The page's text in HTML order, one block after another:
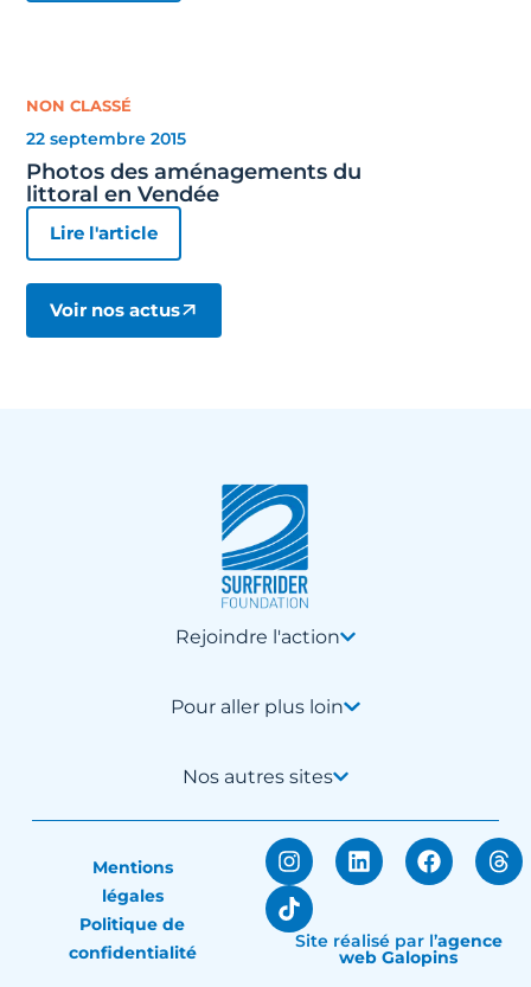
NON CLASSÉ
22 septembre 2015
Photos des aménagements du
littoral en Vendée
Lire l'article
Voir nos actus
Rejoindre l'action
Pour aller plus loin
Nos autres sites
Mentions
légales
Politique de
confidentialité
Site réalisé par l’agence
web Galopins